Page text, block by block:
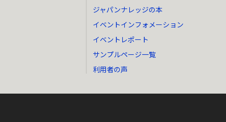
ジャパンナレッジの本
イベントインフォメーション
イベントレポート
サンプルページ一覧
利用者の声